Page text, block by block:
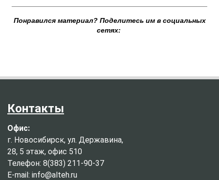
Понравился материал? Поделитесь им в социальных
сетях:
Контакты
Офис:
г. Новосибирск, ул. Державина,
28, 5 этаж, офис 510
Телефон: 8(383) 211-90-37
E-mail: info@alteh.ru